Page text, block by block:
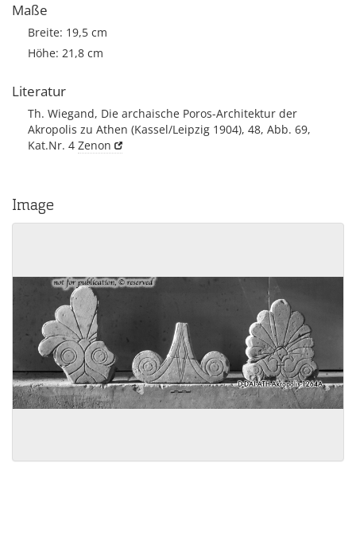
Maße
Breite: 19,5 cm
Höhe: 21,8 cm
Literatur
Th. Wiegand, Die archaische Poros-Architektur der
Akropolis zu Athen (Kassel/Leipzig 1904), 48, Abb. 69,
Kat.Nr. 4 Zenon
Image